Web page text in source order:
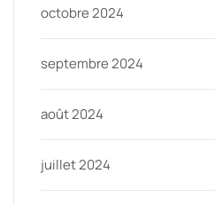
octobre 2024
septembre 2024
août 2024
juillet 2024